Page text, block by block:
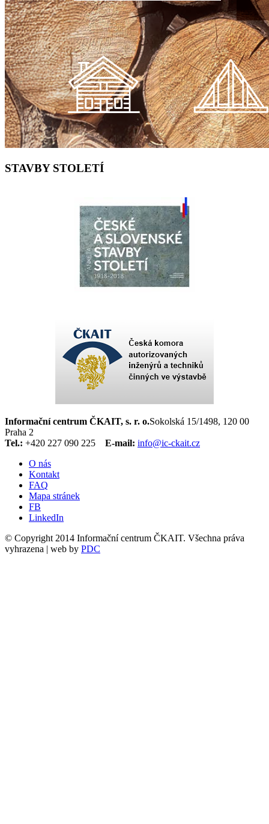
STAVBY STOLETÍ
Informační centrum ČKAIT, s. r. o.Sokolská 15/1498, 120 00
Praha 2
Tel.: +420 227 090 225 E-mail: info@ic-ckait.cz
O nás
Kontakt
FAQ
Mapa stránek
FB
LinkedIn
© Copyright 2014 Informační centrum ČKAIT. Všechna práva
vyhrazena | web by PDC